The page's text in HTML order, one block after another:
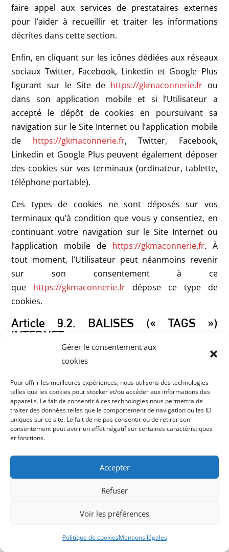
Gérer le consentement aux
cookies
Pour offrir les meilleures expériences, nous utilisons des technologies
telles que les cookies pour stocker et/ou accéder aux informations des
appareils. Le fait de consentir à ces technologies nous permettra de
traiter des données telles que le comportement de navigation ou les ID
uniques sur ce site. Le fait de ne pas consentir ou de retirer son
consentement peut avoir un effet négatif sur certaines caractéristiques
et fonctions.
Accepter
Refuser
Voir les préférences
Politique de cookiesMentions légales
faire appel aux services de prestataires externes
pour l’aider à recueillir et traiter les informations
décrites dans cette section.
Enfin, en cliquant sur les icônes dédiées aux réseaux
sociaux Twitter, Facebook, Linkedin et Google Plus
figurant sur le Site de https://gkmaconnerie.fr ou
dans son application mobile et si l’Utilisateur a
accepté le dépôt de cookies en poursuivant sa
navigation sur le Site Internet ou l’application mobile
de
https://gkmaconnerie.fr, Twitter, Facebook,
Linkedin et Google Plus peuvent également déposer
des cookies sur vos terminaux (ordinateur, tablette,
téléphone portable).
Ces types de cookies ne sont déposés sur vos
terminaux qu’à condition que vous y consentiez, en
continuant votre navigation sur le Site Internet ou
l’application mobile de https://gkmaconnerie.fr. À
tout moment, l’Utilisateur peut néanmoins revenir
sur son consentement à ce
que
https://gkmaconnerie.fr
dépose ce type de
cookies.
Article 9.2. BALISES (« TAGS »)
INTERNET
https://gkmaconnerie.fr
peut employer
occasionnellement des balises Internet (également
appelées « tags », ou balises d’action, GIF à un pixel,
GIF transparents, GIF invisibles et GIF un à un) et les
déployer par l’intermédiaire d’un partenaire
spécialiste d’analyses Web susceptible de se trouver
(et donc de stocker les informations
l’Utilisateur) dans un pays étranger.
Ces balises sont placées à la fois dans les publicités
Site, et sur les différentes pages de celui-ci.
Cette technologie permet